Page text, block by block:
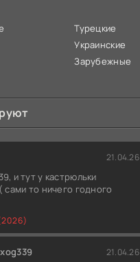
Турецкие
Украинские
Зарубежные
21.04.26
и тут у кастрюльки
то ничего годного
21.04.26